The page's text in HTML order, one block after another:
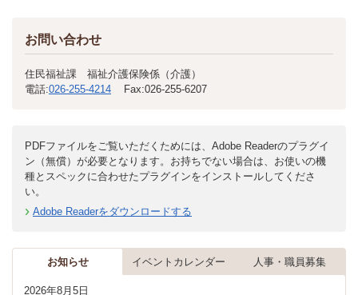
お問い合わせ
住民福祉課 福祉介護保険係（介護）
電話:026-255-4214 Fax:026-255-6207
PDFファイルをご覧いただくためには、Adobe Readerのプラグイ
ン（無償）が必要となります。お持ちでない場合は、お使いの機
種とスペックに合わせたプラグインをインストールしてくださ
い。
Adobe Readerをダウンロードする
お知らせ イベントカレンダー 人事・職員募集
2026年8月5日